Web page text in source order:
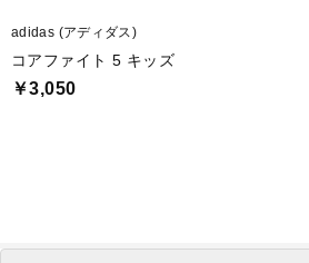
adidas (アディダス)
コアファイト 5 キッズ
￥3,050